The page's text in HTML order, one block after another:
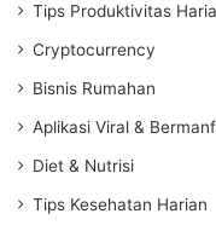
Tips Produktivitas
Cryptocurrency
Bisnis Rumahan
Aplikasi Viral &
Diet & Nutrisi
Tips Kesehatan Harian